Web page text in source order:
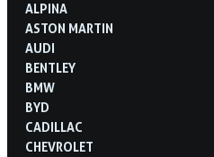
ALPINA
ASTON MARTIN
AUDI
BENTLEY
BMW
BYD
CADILLAC
CHEVROLET